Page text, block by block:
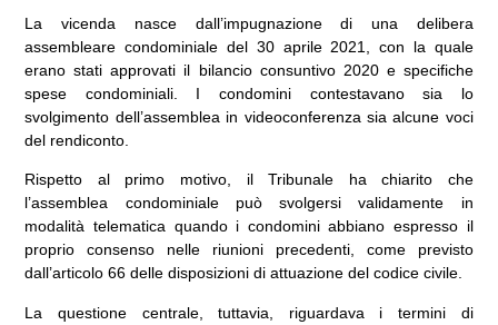
La vicenda nasce dall’impugnazione di una delibera
assembleare condominiale del 30 aprile 2021, con la quale
erano stati approvati il bilancio consuntivo 2020 e specifiche
spese condominiali. I condomini contestavano sia lo
svolgimento dell’assemblea in videoconferenza sia alcune voci
del rendiconto.
Rispetto al primo motivo, il Tribunale ha chiarito che
l’assemblea condominiale può svolgersi validamente in
modalità telematica quando i condomini abbiano espresso il
proprio consenso nelle riunioni precedenti, come previsto
dall’articolo 66 delle disposizioni di attuazione del codice civile.
La questione centrale, tuttavia, riguardava itermini di